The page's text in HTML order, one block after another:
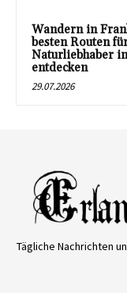
Wandern in
besten Routen
Naturliebhaber
entdecken
29.07.2026
Tägliche Nachrichten